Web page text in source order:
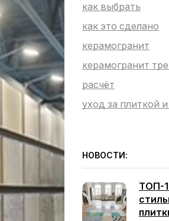
как выбрать
как это сделано
керамогранит
керамогранит
расчёт
уход за плиткой
НОВОСТИ:
ТОП-